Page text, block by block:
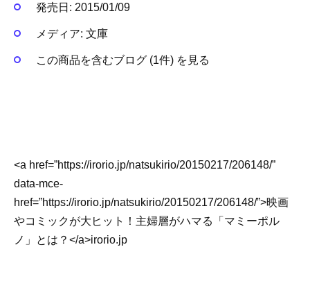
発売日: 2015/01/09
メディア: 文庫
この商品を含むブログ (1件) を見る
<a href=”https://irorio.jp/natsukirio/20150217/206148/”
data-mce-
href=”https://irorio.jp/natsukirio/20150217/206148/”>映画
やコミックが大ヒット！主婦層がハマる「マミーポル
ノ」とは？</a>irorio.jp